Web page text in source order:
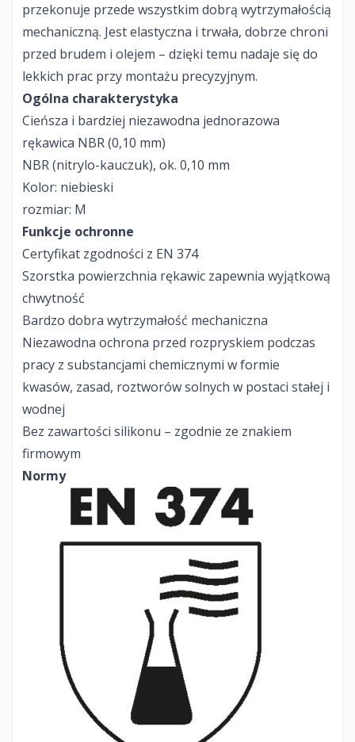
przekonuje przede wszystkim dobrą wytrzymałością
mechaniczną. Jest elastyczna i trwała, dobrze chroni
przed brudem i olejem – dzięki temu nadaje się do
lekkich prac przy montażu precyzyjnym.
Ogólna charakterystyka
Cieńsza i bardziej niezawodna jednorazowa
rękawica NBR (0,10 mm)
NBR (nitrylo-kauczuk), ok. 0,10 mm
Kolor: niebieski
rozmiar: M
Funkcje ochronne
Certyfikat zgodności z EN 374
Szorstka powierzchnia rękawic zapewnia wyjątkową
chwytność
Bardzo dobra wytrzymałość mechaniczna
Niezawodna ochrona przed rozpryskiem podczas
pracy z substancjami chemicznymi w formie
kwasów, zasad, roztworów solnych w postaci stałej i
wodnej
Bez zawartości silikonu – zgodnie ze znakiem
firmowym
Normy